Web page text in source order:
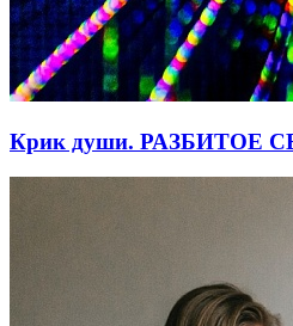
Крик души. РАЗБИТОЕ